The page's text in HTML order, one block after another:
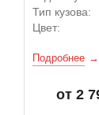
Тип кузова:
Цвет:
Подробнее
от 2